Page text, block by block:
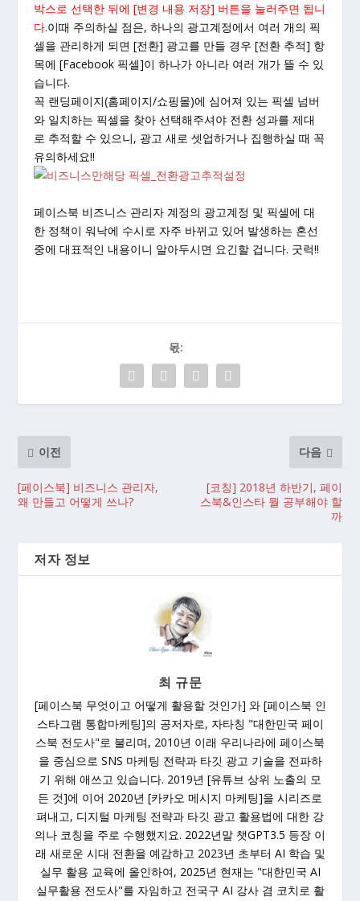
박스로 선택한 뒤에 [변경 내용 저장] 버튼을 눌러주면 됩니
다.이때 주의하실 점은, 하나의 광고계정에서 여러 개의 픽
셀을 관리하게 되면 [전환] 광고를 만들 경우 [전환 추적] 항
목에 [Facebook 픽셀]이 하나가 아니라 여러 개가 뜰 수 있
습니다.
꼭 랜딩페이지(홈페이지/쇼핑몰)에 심어져 있는 픽셀 넘버
와 일치하는 픽셀을 찾아 선택해주셔야 전환 성과를 제대
로 추적할 수 있으니, 광고 새로 셋업하거나 집행하실 때 꼭
유의하세요!!
페이스북 비즈니스 관리자 계정의 광고계정 및 픽셀에 대
한 정책이 워낙에 수시로 자주 바뀌고 있어 발생하는 혼선
중에 대표적인 내용이니 알아두시면 요긴할 겁니다. 굿럭!!
몫:
이전
[페이스북] 비즈니스 관리자,
왜 만들고 어떻게 쓰나?
다음
[코칭] 2018년 하반기, 페이
스북&인스타 뭘 공부해야 할
까
저자 정보
최 규문
[페이스북 무엇이고 어떻게 활용할 것인가] 와 [페이스북 인
스타그램 통합마케팅]의 공저자로, 자타칭 "대한민국 페이
스북 전도사"로 불리며, 2010년 이래 우리나라에 페이스북
을 중심으로 SNS 마케팅 전략과 타깃 광고 기술을 전파하
기 위해 애쓰고 있습니다. 2019년 [유튜브 상위 노출의 모
든 것]에 이어 2020년 [카카오 메시지 마케팅]을 시리즈로
펴내고, 디지털 마케팅 전략과 타깃 광고 활용법에 대한 강
의나 코칭을 주로 수행했지요. 2022년말 챗GPT3.5 등장 이
래 새로운 시대 전환을 예감하고 2023년 초부터 AI 학습 및
실무 활용 교육에 올인하여, 2025년 현재는 "대한민국 AI
실무활용 전도사"를 자임하고 전국구 AI 강사 겸 코치로 활